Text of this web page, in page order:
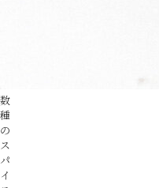
数
種
の
ス
パ
イ